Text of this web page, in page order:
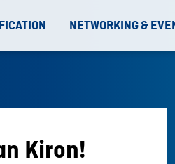
NETWORKING &
Kiron!